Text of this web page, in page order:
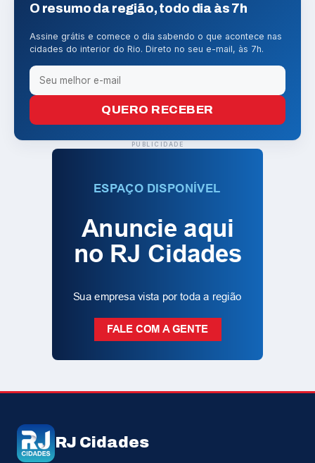
O resumo da região, todo dia às 7h
Assine grátis e comece o dia sabendo o que acontece nas
cidades do interior do Rio. Direto no seu e-mail, às 7h.
QUERO RECEBER
PUBLICIDADE
RJ Cidades